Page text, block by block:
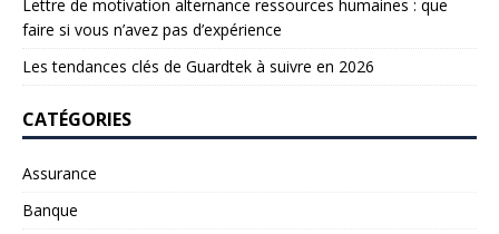
Lettre de motivation alternance ressources humaines : que
faire si vous n’avez pas d’expérience
Les tendances clés de Guardtek à suivre en 2026
CATÉGORIES
Assurance
Banque